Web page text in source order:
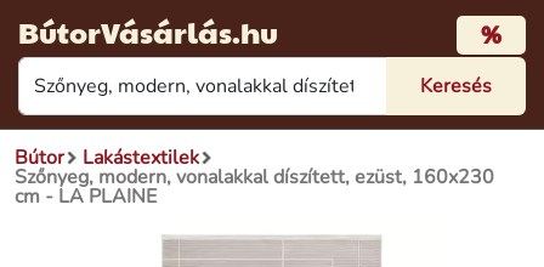
BútorVásárlás.hu %
Bútor Lakástextilek
Szőnyeg, modern, vonalakkal díszített, ezüst, 160x230
cm - LA PLAINE